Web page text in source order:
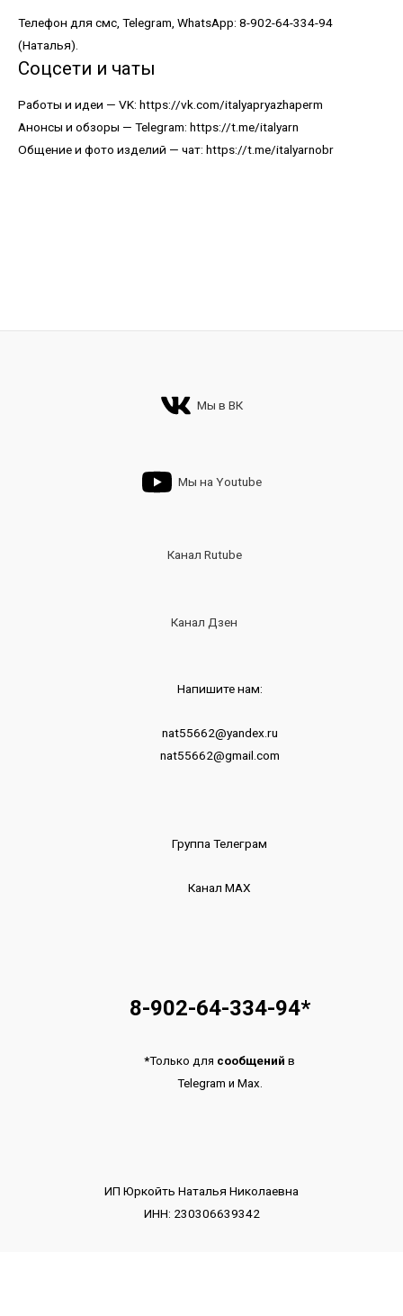
Телефон для смс, Telegram, WhatsApp: 8-902-64-334-94
(Наталья).
Соцсети и чаты
Работы и идеи — VK: https://vk.com/italyapryazhaperm
Анонсы и обзоры — Telegram: https://t.me/italyarn
Общение и фото изделий — чат: https://t.me/italyarnobr
Мы в ВК
Мы на Youtube
Канал Rutube
Канал Дзен
Напишите нам:
nat55662@yandex.ru
nat55662@gmail.com
Группа Телеграм
Канал МАХ
8-902-64-334-94*
*Только для сообщений в
Telegram и Max.
ИП Юркойть Наталья Николаевна
ИНН: 230306639342